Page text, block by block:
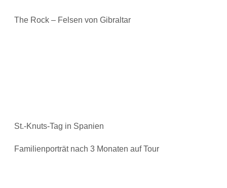
The Rock – Felsen von Gibraltar
St.-Knuts-Tag in Spanien
Familienporträt nach 3 Monaten auf Tour